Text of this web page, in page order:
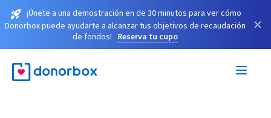
¡Únete a una demostración en de 30 minutos para ver cómo
Donorbox puede ayudarte a alcanzar tus objetivos de recaudación
de fondos!
Reserva tu cupo
×